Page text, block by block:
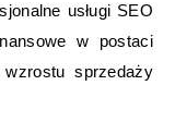
usługi SEO
w postaci
sprzedaży